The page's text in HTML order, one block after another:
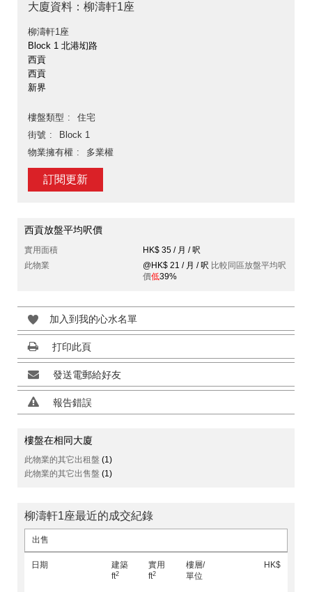
大廈資料：柳濤軒1座
柳濤軒1座
Block 1 北港㘭路
西貢
西貢
新界
樓盤類型
住宅
街號
Block 1
物業擁有權
多業權
訂閱更新
西貢放盤平均呎價
實用面積
HK$ 35 / 月 / 呎
此物業
@HK$ 21 / 月 / 呎 比較同區放盤平均呎
價低39%
加入到我的心水名單
打印此頁
發送電郵給好友
報告錯誤
樓盤在相同大廈
此物業的其它出租盤 (1)
此物業的其它出售盤 (1)
柳濤軒1座最近的成交紀錄
出售
日期
建築
ft2
實用
ft2
樓層/
單位
HK$